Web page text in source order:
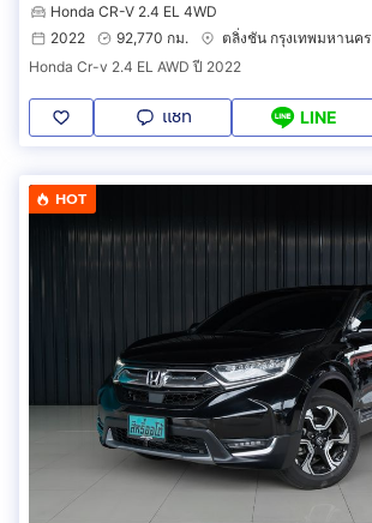
Honda CR-V 2.4 EL 4WD
2022
92,770 กม.
ตลิ่งชัน กรุงเทพมหานคร
Honda Cr-v 2.4 EL AWD ปี 2022
แชท LINE
HOT